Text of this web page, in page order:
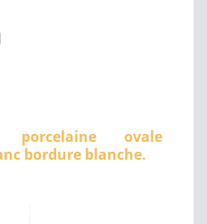
porcelaine ovale
bordure blanche.